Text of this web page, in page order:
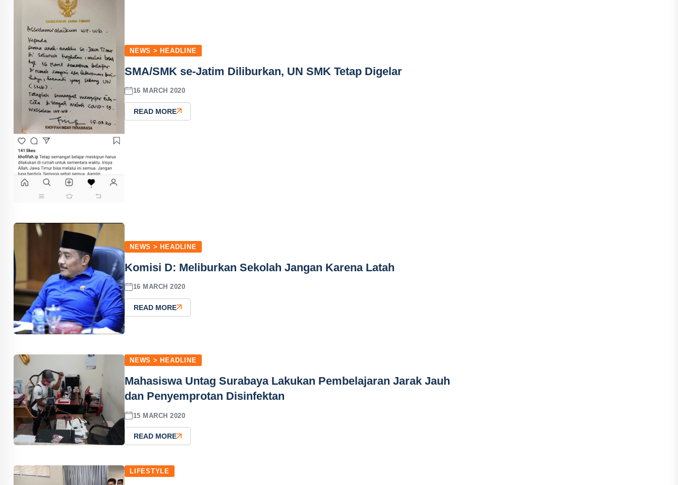
NEWS > HEADLINE
SMA/SMK se-Jatim Diliburkan, UN SMK Tetap Digelar
16 MARCH 2020
READ MORE
NEWS > HEADLINE
Komisi D: Meliburkan Sekolah Jangan Karena Latah
16 MARCH 2020
READ MORE
NEWS > HEADLINE
Mahasiswa Untag Surabaya Lakukan Pembelajaran Jarak Jauh
dan Penyemprotan Disinfektan
15 MARCH 2020
READ MORE
LIFESTYLE